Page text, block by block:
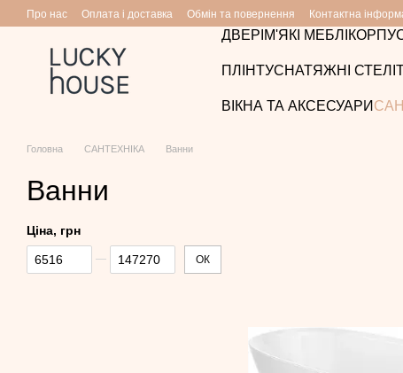
Перейти до основного контенту
Про нас Оплата і доставка Обмін та повернення Контактна
ДВЕРІ М'ЯКІ МЕБЛІ
ПЛІНТУСНАТЯЖНІ СТЕЛІ
ВІКНА ТА АКСЕСУАРИ
Головна САНТЕХНІКА Ванни
Ванни
Ціна, грн
Від Ціна, грн
До Ціна, грн ОК